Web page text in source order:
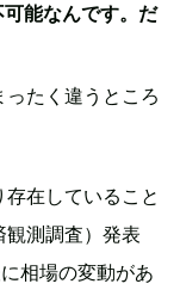
能なんです。だ
たく違うところ
存在していること
測調査）発表
相場の変動があ